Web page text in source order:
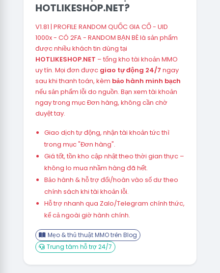
HOTLIKESHOP.NET?
V1.81 | PROFILE RANDOM QUỐC GIA CỔ - UID
1000x - CÓ 2FA - RANDOM BẠN BÈ là sản phẩm
được nhiều khách tin dùng tại
HOTLIKESHOP.NET – tổng kho tài khoản MMO
uy tín. Mọi đơn được giao tự động 24/7 ngay
sau khi thanh toán, kèm bảo hành minh bạch
nếu sản phẩm lỗi do nguồn. Bạn xem tài khoản
ngay trong mục Đơn hàng, không cần chờ
duyệt tay.
Giao dịch tự động, nhận tài khoản tức thì
trong mục "Đơn hàng".
Giá tốt, tồn kho cập nhật theo thời gian thực –
không lo mua nhầm hàng đã hết.
Bảo hành & hỗ trợ đổi/hoàn vào số dư theo
chính sách khi tài khoản lỗi.
Hỗ trợ nhanh qua Zalo/Telegram chính thức,
kể cả ngoài giờ hành chính.
Mẹo & thủ thuật MMO trên Blog
Trung tâm hỗ trợ 24/7